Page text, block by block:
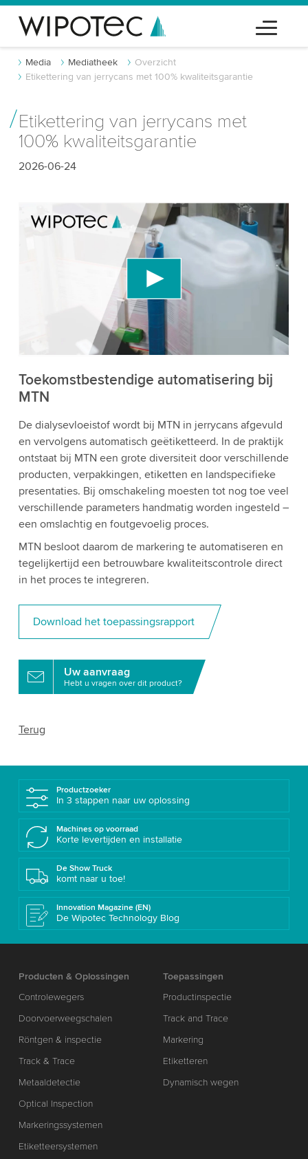
Media Mediatheek
Overzicht
Etikettering van jerrycans met 100% kwaliteitsgarantie
Etikettering van jerrycans met
100% kwaliteitsgarantie
2026-06-24
We hebben uw toestemming nodig om de
YouTube-videodienst te laden!
We gebruiken een service van derden om
videocontent in te sluiten die gegevens over uw
activiteit kan verzamelen. Gelieve de details te
bekijken en de service te accepteren om deze
video te bekijken.
Toekomstbestendige automatisering bij
MTN
De dialysevloeistof wordt bij MTN in jerrycans afgevuld
en vervolgens automatisch geëtiketteerd. In de praktijk
ontstaat bij MTN een grote diversiteit door verschillende
producten, verpakkingen, etiketten en landspecifieke
presentaties. Bij omschakeling moesten tot nog toe veel
verschillende parameters handmatig worden ingesteld –
een omslachtig en foutgevoelig proces.
MTN besloot daarom de markering te automatiseren en
tegelijkertijd een betrouwbare kwaliteitscontrole direct
in het proces te integreren.
Download het toepassingsrapport
Uw aanvraag
Hebt u vragen over dit product?
Terug
Productzoeker
In 3 stappen naar uw oplossing
Machines op voorraad
Korte levertijden en installatie
De Show Truck
komt naar u toe!
Innovation Magazine (EN)
De Wipotec Technology Blog
Producten & Oplossingen
Controlewegers
Doorvoerweegschalen
Röntgen & inspectie
Track & Trace
Metaaldetectie
Optical Inspection
Markeringssystemen
Etiketteersystemen
Toepassingen
Productinspectie
Track and Trace
Markering
Etiketteren
Dynamisch wegen